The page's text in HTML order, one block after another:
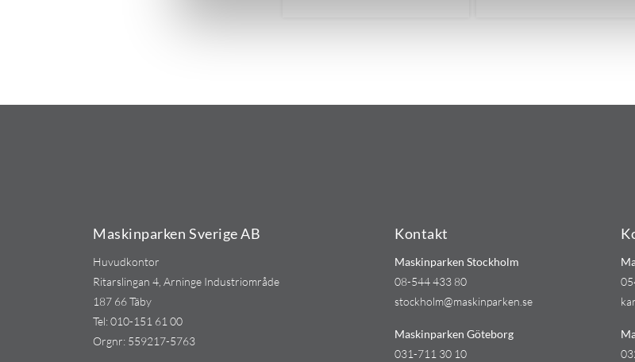
Maskinparken Sverige AB
Huvudkontor
Ritarslingan 4, Arninge Industriområde
187 66 Täby
Tel:010-151 61 00
Orgnr: 559217-5763
Kontakt
Maskinparken Stockholm
08-544 433 80
stockholm@maskinparken.se
Maskinparken Göteborg
031-711 30 10